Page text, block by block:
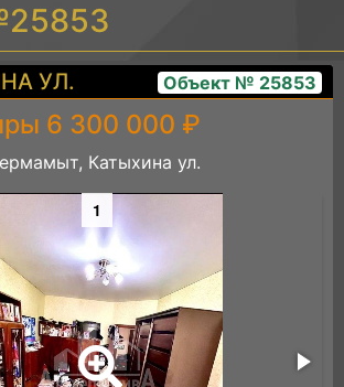
УЛ. Объект № 25853
6 300 000 ₽
Катыхина ул.
1